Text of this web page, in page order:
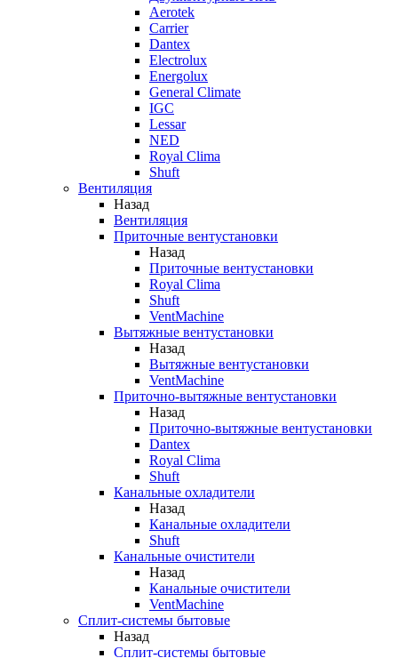
Aerotek
Carrier
Dantex
Electrolux
Energolux
General Climate
IGC
Lessar
NED
Royal Clima
Shuft
Вентиляция
Назад
Вентиляция
Приточные вентустановки
Назад
Приточные вентустановки
Royal Clima
Shuft
VentMachine
Вытяжные вентустановки
Назад
Вытяжные вентустановки
VentMachine
Приточно-вытяжные вентустановки
Назад
Приточно-вытяжные вентустановки
Dantex
Royal Clima
Shuft
Канальные охладители
Назад
Канальные охладители
Shuft
Канальные очистители
Назад
Канальные очистители
VentMachine
Сплит-системы бытовые
Назад
Сплит-системы бытовые